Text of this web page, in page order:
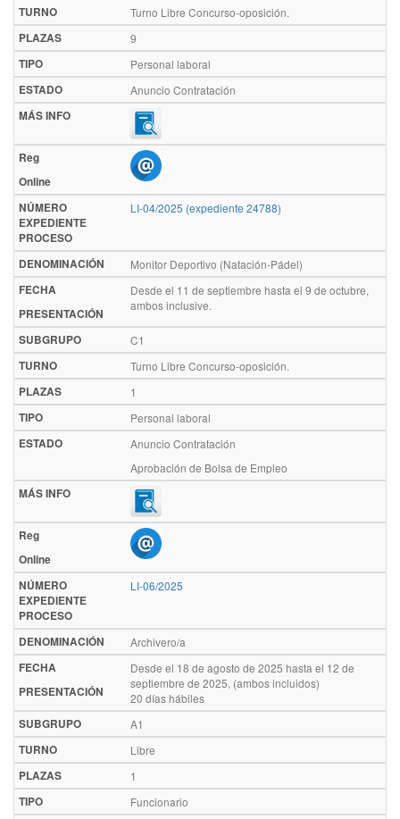
TURNO
Turno Libre Concurso-oposición.
PLAZAS
9
TIPO
Personal laboral
ESTADO
Anuncio Contratación
MÁS INFO
Reg
Online
NÚMERO
EXPEDIENTE
PROCESO
LI-04/2025 (expediente 24788)
DENOMINACIÓN
Monitor Deportivo (Natación-Pádel)
FECHA
PRESENTACIÓN
Desde el 11 de septiembre hasta el 9 de octubre,
ambos inclusive.
SUBGRUPO
C1
TURNO
Turno Libre Concurso-oposición.
PLAZAS
1
TIPO
Personal laboral
ESTADO
Anuncio Contratación
Aprobación de Bolsa de Empleo
MÁS INFO
Reg
Online
NÚMERO
EXPEDIENTE
PROCESO
LI-06/2025
DENOMINACIÓN
Archivero/a
FECHA
PRESENTACIÓN
Desde el 18 de agosto de 2025 hasta el 12 de
septiembre de 2025, (ambos incluidos)
20 días hábiles
SUBGRUPO
A1
TURNO
Libre
PLAZAS
1
TIPO
Funcionario